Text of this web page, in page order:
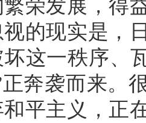
荣发展，得
的现实是，
这一秩序、
正奔袭而来。
平主义，正